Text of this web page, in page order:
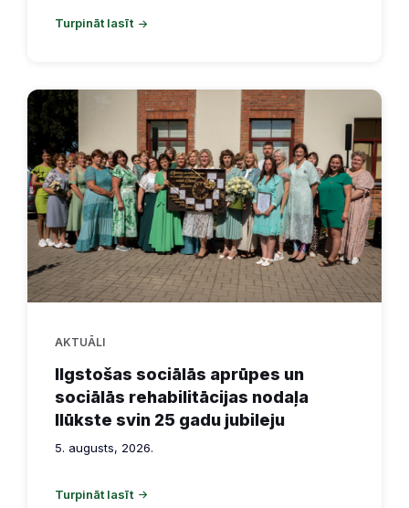
Turpināt lasīt
AKTUĀLI
Ilgstošas sociālās aprūpes un
sociālās rehabilitācijas nodaļa
Ilūkste svin 25 gadu jubileju
5. augusts, 2026.
Turpināt lasīt